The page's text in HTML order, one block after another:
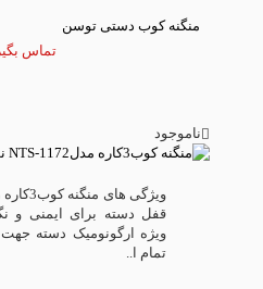
منگنه کوب دستی توسن
تماس
ناموجود
قفل دسته برای ایمنی و
ویژه ارگونومیک دسته جهت
تمام ا..